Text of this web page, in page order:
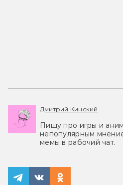
Дмитрий Кинский
Пишу про игры и
непопулярным
мемы в рабочий чат.